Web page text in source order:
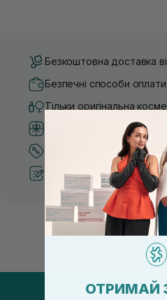
Безкоштовна доставка
Безпечні способи оплати
Тільки оригінальна
Система бонусів та
Кращі ціни та топ товари
Рекомендації від
ОТРИМАЙ